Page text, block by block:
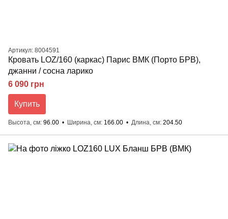
Артикул: 8004591
Кровать LOZ/160 (каркас) Парис ВМК (Порто БРВ),
джанни / сосна ларико
6 090 грн
Купить
Высота, см 96.00 Ширина, см 166.00 Длина, см 204.50